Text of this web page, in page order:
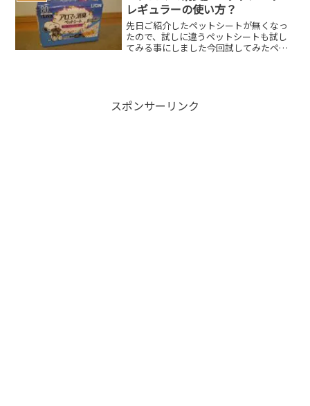
レギュラーの使い方？
先日ご紹介したペットシートが無くなっ
たので、試しに違うペットシートも試し
てみる事にしました今回試してみたペッ
スポンサーリンク